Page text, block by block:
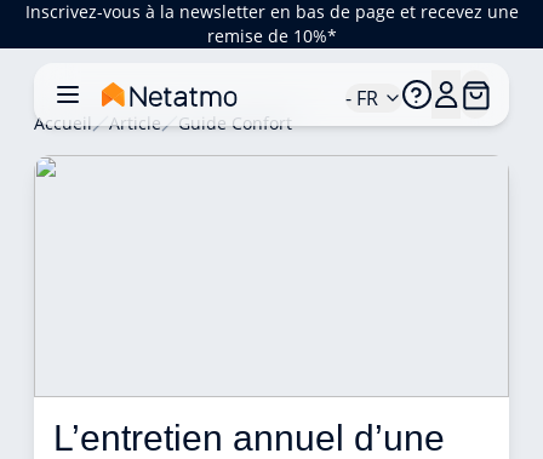
Inscrivez-vous à la newsletter en bas de page et recevez une
remise de 10%*
- FR
Accueil Article Guide Confort
L’entretien annuel d’une